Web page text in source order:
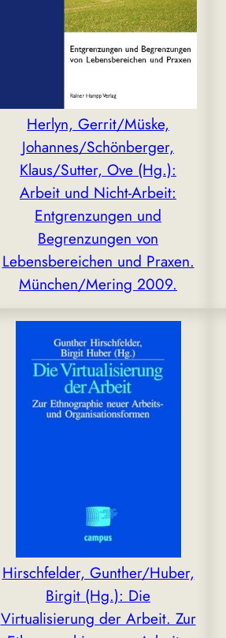
Herlyn, Gerrit/Müske,
Johannes/Schönberger,
Klaus/Sutter, Ove (Hg.):
Arbeit und Nicht-Arbeit:
Entgrenzungen und
Begrenzungen von
Lebensbereichen und Praxen.
München/Mering 2009.
Hirschfelder, Gunther/Huber,
Birgit (Hg.): Die
Virtualisierung der Arbeit. Zur